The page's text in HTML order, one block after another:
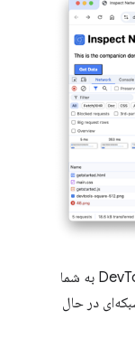
روی اولین تصویر کوچک کلیک کنید. DevTools به شما
در حال